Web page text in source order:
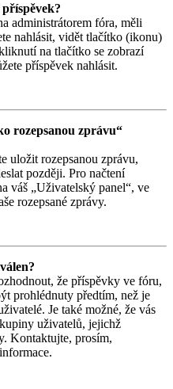
administrátorem fóra, měli
nahlásit, vidět tlačítko (ikonu)
na tlačítko se zobrazí
příspěvek nahlásit.
rozepsanou zprávu“
uložit rozepsanou zprávu,
později. Pro načtení
váš „Uživatelský panel“, ve
rozepsané zprávy.
že příspěvky ve fóru,
prohlédnuty předtím, než je
Je také možné, že vás
uživatelů, jejichž
Kontaktujte, prosím,